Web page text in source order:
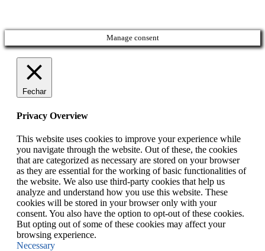
Manage consent
Fechar
Privacy Overview
This website uses cookies to improve your experience while
you navigate through the website. Out of these, the cookies
that are categorized as necessary are stored on your browser
as they are essential for the working of basic functionalities of
the website. We also use third-party cookies that help us
analyze and understand how you use this website. These
cookies will be stored in your browser only with your
consent. You also have the option to opt-out of these cookies.
But opting out of some of these cookies may affect your
browsing experience.
Necessary